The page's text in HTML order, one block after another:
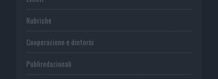
Rubriche
Cooperazione e dintorni
Publiredazionali